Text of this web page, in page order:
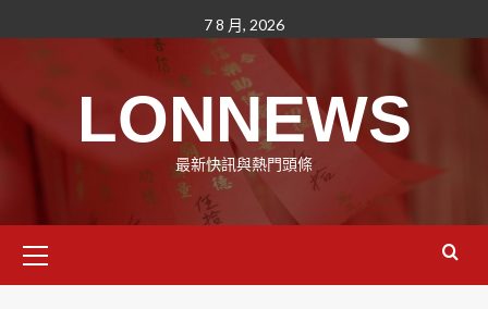
to
7 8 月, 2026
LONNEWS
最新快訊與熱門頭條
Menu